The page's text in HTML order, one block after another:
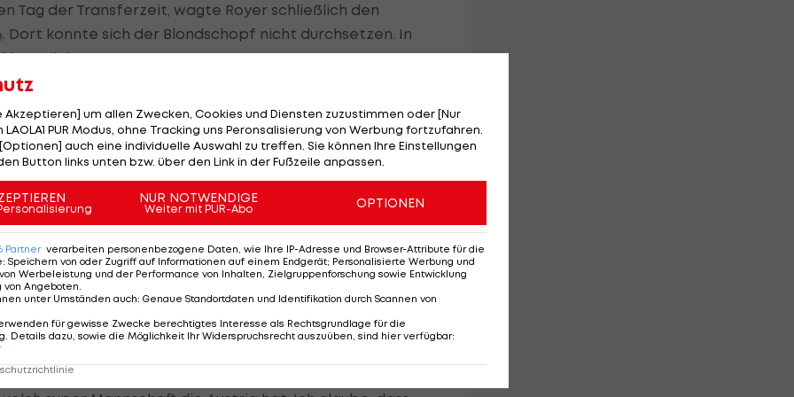
Tag der Transferzeit, wagte Royer schließlich den
. Dort konnte sich der Blondschopf nicht durchsetzen. In
verliehen.
inDeutschlandjedoch nicht lassen. Eigentlich fiele
sehr negativ, aber ich habe wirklich sehr viel
selbst ein Bild machen. Köln ist nicht ganz so
Das wird er gleich einmal merken. Aber der Verein
Tradition oder vom Stadion her, echt unglaublich! Ich
zu verteidigen“
wäre eine weitere Traumsaison von Nöten.
Akzeptieren] um allen Zwecken, Cookies und Diensten zuzustimmen oder [Nur
PUR Modus, ohne Tracking uns Peronsalisierung von Werbung fortzufahren.
auch eine individuelle Auswahl zu treffen. Sie können Ihre Einstellungen
Button links unten bzw. über den Link in der Fußzeile anpassen.
NUR NOTWENDIGE
Weiter mit PUR-Abo OPTIONEN
Partner verarbeiten personenbezogene Daten, wie Ihre IP-Adresse und Browser-Attribute für die
: Speichern von oder Zugriff auf Informationen auf einem Endgerät; Personalisierte Werbung und
Werbeleistung und der Performance von Inhalten, Zielgruppenforschung sowie Entwicklung
von Angeboten.
unter Umständen auch: Genaue Standortdaten und Identifikation durch Scannen von
für gewisse Zwecke berechtigtes Interesse als Rechtsgrundlage für die
Details dazu, sowie die Möglichkeit Ihr Widerspruchsrecht auszuüben, sind hier verfügbar: